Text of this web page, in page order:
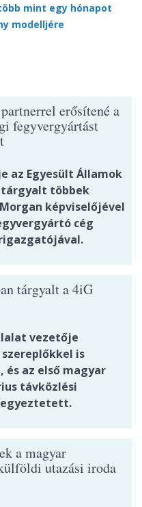
mint egy hónapot
modelljére
erősítené a
fegyvergyártást
az Egyesült Államok
többek
képviselőjével
cég
tárgyalt a 4iG
vezetője
is
és az első magyar
távközlési
a magyar
utazási iroda